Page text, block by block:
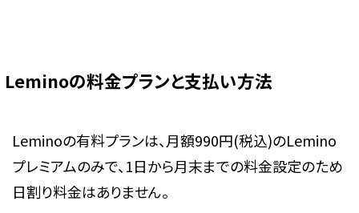
Leminoの料金プランと支払い方法
Leminoの有料プランは、月額990円(税込)のLemino
プレミアムのみで、1日から月末までの料金設定のため
日割り料金はありません。